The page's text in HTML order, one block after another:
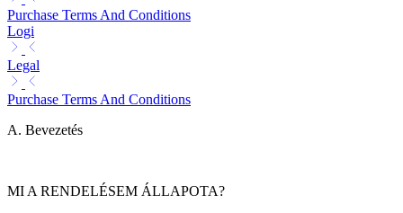
Purchase Terms And Conditions
Logi
Legal
Purchase Terms And Conditions
A. Bevezetés
MI A RENDELÉSEM ÁLLAPOTA?